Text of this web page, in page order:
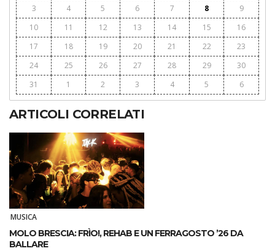
3
4 5 6 7 8
9
10
11 12 13 14 15
16
17
18 19 20 21 22
23
24
25 26 27 28 29
30
31
1 2 3 4 5 6
ARTICOLI CORRELATI
MUSICA
MOLO BRESCIA: FRÌO!, REHAB E UN FERRAGOSTO ’26 DA
BALLARE